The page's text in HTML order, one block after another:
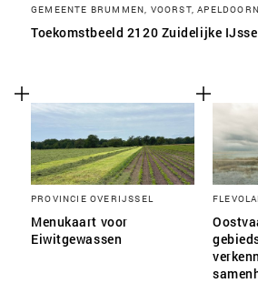
GEMEENTE BRUMMEN, VOORST, APELDOORN
Toekomstbeeld 2120 Zuidelijke
PROVINCIE OVERIJSSEL
Menukaart voor
Eiwitgewassen